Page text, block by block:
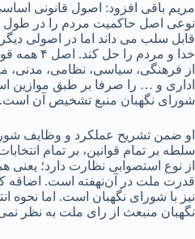
نوعی اصل حاکمیت مردم را در طول
قابل سلب می داند اما در اصولی
خدا و مردم
از فرهنگی، سیاسی، نظامی، مدنی،
اداری و … را صرفا بر طبق موازین
شورای نگهبان منبع تشخیص آن است.
او ضمن تشریح عملکرد و وظایف
سلطه بر تمام قوانین، بر تمام انتخابات
از نوع استصوابی نظارت دارد؛ یعنی
قدرت ملت در آن‌نهفته است. اضافه
نیز با شورای نگهبان است. اما نحوه
نگهبان منبعث از رای ملت به نظر